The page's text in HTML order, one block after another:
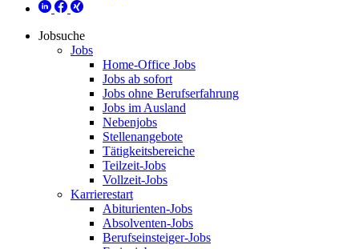
Jobsuche
Jobs
Home-Office Jobs
Jobs ab sofort
Jobs ohne Berufserfahrung
Jobs im Ausland
Nebenjobs
Stellenangebote
Tätigkeitsbereiche
Teilzeit-Jobs
Vollzeit-Jobs
Karrierestart
Abiturienten-Jobs
Absolventen-Jobs
Berufseinsteiger-Jobs